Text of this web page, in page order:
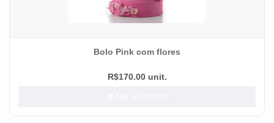
Bolo Pink com flores
R$170.00 unit.